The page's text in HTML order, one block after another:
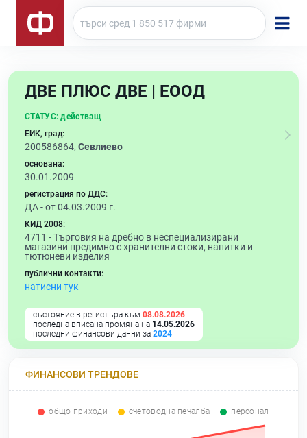
ДВЕ ПЛЮС ДВЕ | ЕООД
СТАТУС: действащ
ЕИК, град:
200586864, Севлиево
основана:
30.01.2009
регистрация по ДДС:
ДА - от 04.03.2009 г.
КИД 2008:
4711 -Търговия на дребно в неспециализирани
магазини предимно с хранителни стоки, напитки и
тютюневи изделия
публични контакти:
натисни тук
състояние в регистъра към 08.08.2026
последна вписана промяна на 14.05.2026
последни финансови данни за 2024
ФИНАНСОВИ ТРЕНДОВЕ
общо приходи счетоводна печалба персонал